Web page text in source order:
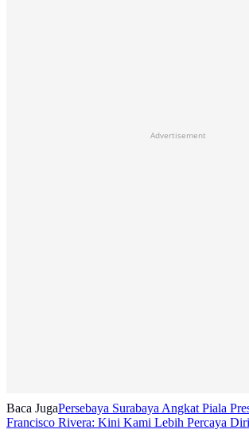
Advertisement
Baca JugaPersebaya Surabaya Angkat Piala
Francisco Rivera: Kini Kami Lebih Percaya Diri